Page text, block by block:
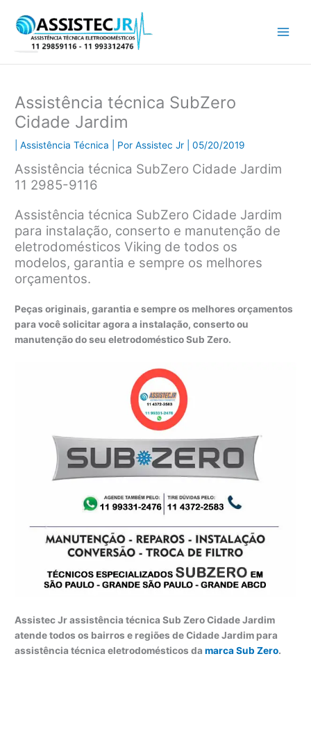
para
conteúdo
Assistência técnica SubZero
Cidade Jardim
|Assistência Técnica | PorAssistec Jr |05/20/2019
Assistência técnica SubZero Cidade Jardim
11 2985-9116
Assistência técnica SubZero Cidade Jardim
para instalação, conserto e manutenção de
eletrodomésticos Viking de todos os
modelos, garantia e sempre os melhores
orçamentos.
Peças originais, garantia e sempre os melhores orçamentos
para você solicitar agora a instalação, conserto ou
manutenção do seu eletrodoméstico Sub Zero.
Assistec Jr assistência técnica Sub Zero Cidade Jardim
atende todos os bairros e regiões de Cidade Jardim para
assistência técnica eletrodomésticos damarca Sub Zero.